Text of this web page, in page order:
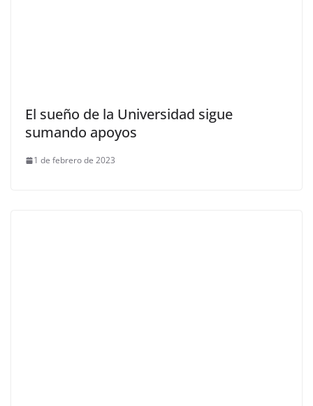
El sueño de la Universidad sigue
sumando apoyos
1 de febrero de 2023